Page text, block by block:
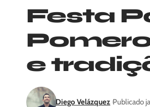
Festa
e
Diego Velázquez Publicado